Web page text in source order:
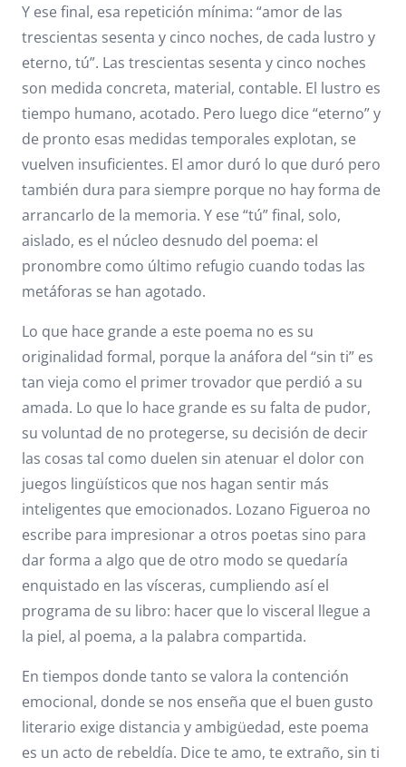
Y ese final, esa repetición mínima: “amor de las
trescientas sesenta y cinco noches, de cada lustro y
eterno, tú”. Las trescientas sesenta y cinco noches
son medida concreta, material, contable. El lustro es
tiempo humano, acotado. Pero luego dice “eterno” y
de pronto esas medidas temporales explotan, se
vuelven insuficientes. El amor duró lo que duró pero
también dura para siempre porque no hay forma de
arrancarlo de la memoria. Y ese “tú” final, solo,
aislado, es el núcleo desnudo del poema: el
pronombre como último refugio cuando todas las
metáforas se han agotado.
Lo que hace grande a este poema no es su
originalidad formal, porque la anáfora del “sin ti” es
tan vieja como el primer trovador que perdió a su
amada. Lo que lo hace grande es su falta de pudor,
su voluntad de no protegerse, su decisión de decir
las cosas tal como duelen sin atenuar el dolor con
juegos lingüísticos que nos hagan sentir más
inteligentes que emocionados. Lozano Figueroa no
escribe para impresionar a otros poetas sino para
dar forma a algo que de otro modo se quedaría
enquistado en las vísceras, cumpliendo así el
programa de su libro: hacer que lo visceral llegue a
la piel, al poema, a la palabra compartida.
En tiempos donde tanto se valora la contención
emocional, donde se nos enseña que el buen gusto
literario exige distancia y ambigüedad, este poema
es un acto de rebeldía. Dice te amo, te extraño, sin ti